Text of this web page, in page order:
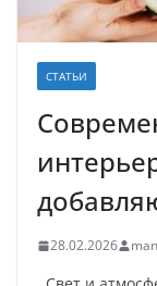
СТАТЬИ
28.02.2026